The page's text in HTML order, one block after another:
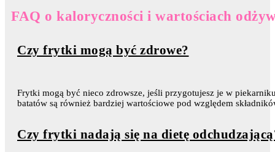
FAQ o kaloryczności i wartościach
Czy frytki mogą być zdrowe?
Frytki mogą być nieco zdrowsze, jeśli przygotujesz je w
batatów są również bardziej wartościowe pod względem
Czy frytki nadają się na dietę